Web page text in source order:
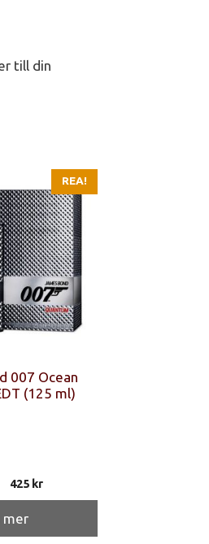
till din
REA!
007 Ocean
(125 ml)
Det
ursprungliga
priset
var:
425 krDet
nuvarande
är:
mer